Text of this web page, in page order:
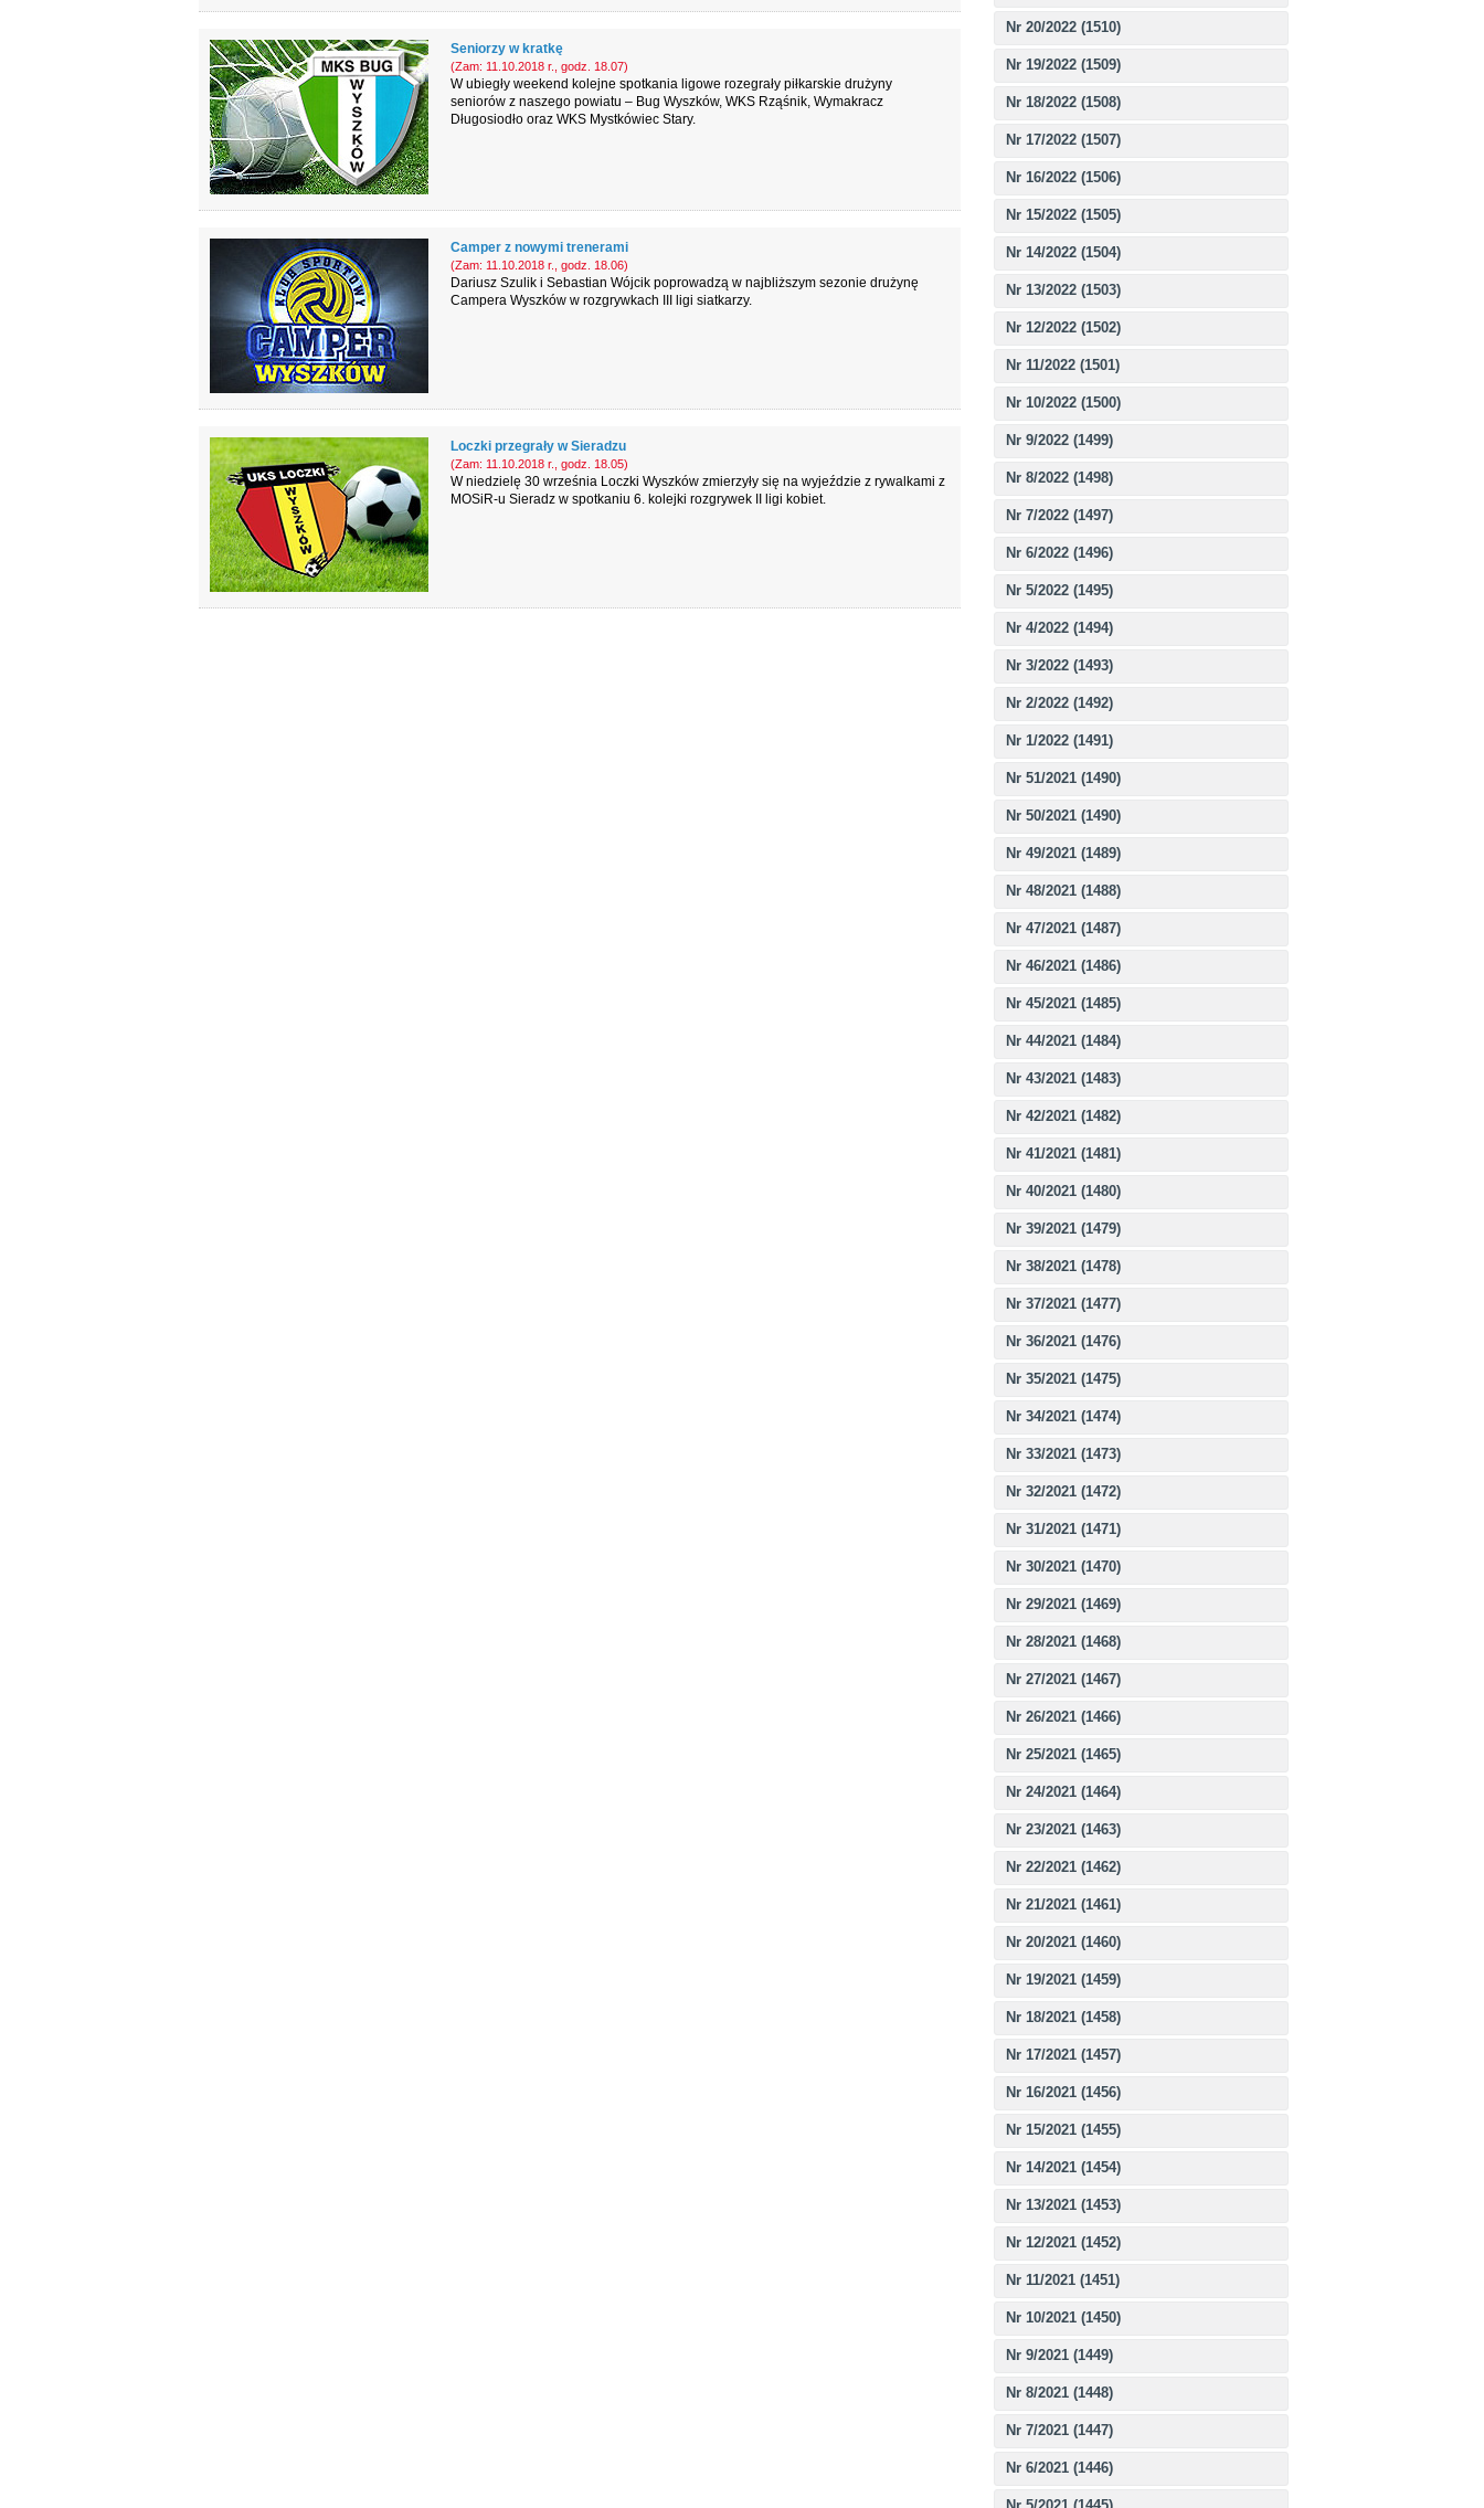
Nr 20/2022 (1510)
Nr 19/2022 (1509)
Nr 18/2022 (1508)
Nr 17/2022 (1507)
Nr 16/2022 (1506)
Nr 15/2022 (1505)
Nr 14/2022 (1504)
Nr 13/2022 (1503)
Nr 12/2022 (1502)
Nr 11/2022 (1501)
Nr 10/2022 (1500)
Nr 9/2022 (1499)
Nr 8/2022 (1498)
Nr 7/2022 (1497)
Nr 6/2022 (1496)
Nr 5/2022 (1495)
Nr 4/2022 (1494)
Nr 3/2022 (1493)
Nr 2/2022 (1492)
Nr 1/2022 (1491)
Nr 51/2021 (1490)
Nr 50/2021 (1490)
Nr 49/2021 (1489)
Nr 48/2021 (1488)
Nr 47/2021 (1487)
Nr 46/2021 (1486)
Nr 45/2021 (1485)
Nr 44/2021 (1484)
Nr 43/2021 (1483)
Nr 42/2021 (1482)
Nr 41/2021 (1481)
Nr 40/2021 (1480)
Nr 39/2021 (1479)
Nr 38/2021 (1478)
Nr 37/2021 (1477)
Nr 36/2021 (1476)
Nr 35/2021 (1475)
Nr 34/2021 (1474)
Nr 33/2021 (1473)
Nr 32/2021 (1472)
Nr 31/2021 (1471)
Nr 30/2021 (1470)
Nr 29/2021 (1469)
Nr 28/2021 (1468)
Nr 27/2021 (1467)
Nr 26/2021 (1466)
Nr 25/2021 (1465)
Nr 24/2021 (1464)
Nr 23/2021 (1463)
Nr 22/2021 (1462)
Nr 21/2021 (1461)
Nr 20/2021 (1460)
Nr 19/2021 (1459)
Nr 18/2021 (1458)
Nr 17/2021 (1457)
Nr 16/2021 (1456)
Nr 15/2021 (1455)
Nr 14/2021 (1454)
Nr 13/2021 (1453)
Nr 12/2021 (1452)
Nr 11/2021 (1451)
Nr 10/2021 (1450)
Nr 9/2021 (1449)
Nr 8/2021 (1448)
Nr 7/2021 (1447)
Nr 6/2021 (1446)
Seniorzy w kratkę
(Zam: 11.10.2018 r., godz. 18.07)
W ubiegły weekend kolejne spotkania ligowe rozegrały piłkarskie drużyny
seniorów z naszego powiatu – Bug Wyszków, WKS Rząśnik, Wymakracz
Długosiodło oraz WKS Mystkówiec Stary.
Camper z nowymi trenerami
(Zam: 11.10.2018 r., godz. 18.06)
Dariusz Szulik i Sebastian Wójcik poprowadzą w najbliższym sezonie drużynę
Campera Wyszków w rozgrywkach III ligi siatkarzy.
Loczki przegrały w Sieradzu
(Zam: 11.10.2018 r., godz. 18.05)
W niedzielę 30 września Loczki Wyszków zmierzyły się na wyjeździe z rywalkami z
MOSiR-u Sieradz w spotkaniu 6. kolejki rozgrywek II ligi kobiet.